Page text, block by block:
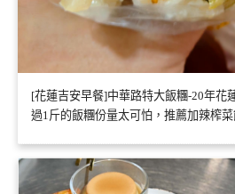
[花蓮吉安早餐]中華路特大飯糰-20年花
過1斤的飯糰份量太可怕，推薦加辣榨菜